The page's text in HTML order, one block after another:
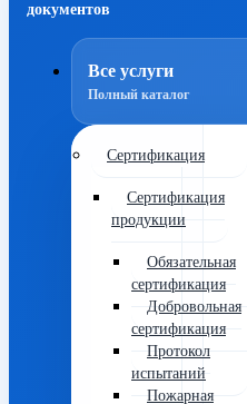
документов
Все услуги
Полный каталог
Сертификация
Сертификация
продукции
Обязательная
сертификация
Добровольная
сертификация
Протокол
испытаний
Пожарная